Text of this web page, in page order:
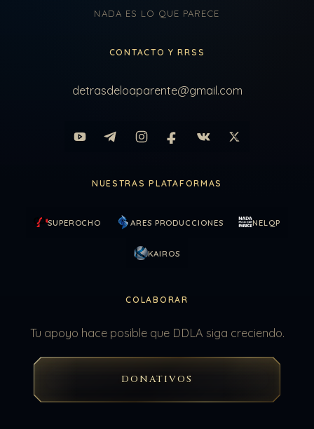
NADA ES LO QUE PARECE
CONTACTO Y RRSS
detrasdeloaparente@gmail.com
NUESTRAS PLATAFORMAS
SUPEROCHO ARES PRODUCCIONES NELQP
KAIROS
COLABORAR
Tu apoyo hace posible que DDLA siga creciendo.
DONATIVOS